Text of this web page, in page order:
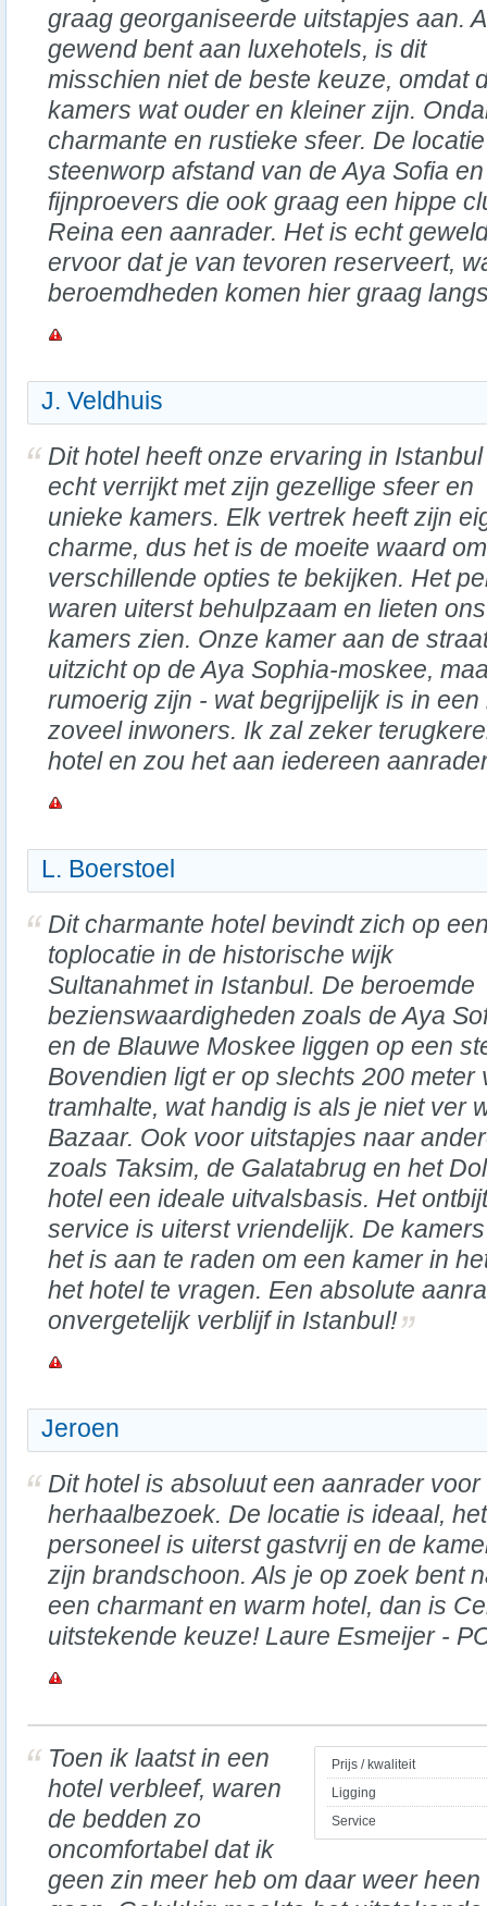
graag georganiseerde uitstapjes aan.
gewend bent aan luxehotels, is dit
misschien niet de beste keuze, omdat
kamers wat ouder en kleiner zijn.
charmante en rustieke sfeer. De
steenworp afstand van de Aya Sofia
fijnproevers die ook graag een hippe
Reina een aanrader. Het is echt
ervoor dat je van tevoren reserveert,
beroemdheden komen hier graag
J. Veldhuis
Dit hotel heeft onze ervaring in Istanbul
echt verrijkt met zijn gezellige sfeer en
unieke kamers. Elk vertrek heeft zijn
charme, dus het is de moeite waard om
verschillende opties te bekijken. Het
waren uiterst behulpzaam en lieten
kamers zien. Onze kamer aan de
uitzicht op de Aya Sophia-moskee,
rumoerig zijn - wat begrijpelijk is in
zoveel inwoners. Ik zal zeker
hotel en zou het aan iedereen
L. Boerstoel
Dit charmante hotel bevindt zich op
toplocatie in de historische wijk
Sultanahmet in Istanbul. De beroemde
bezienswaardigheden zoals de Aya
en de Blauwe Moskee liggen op een
Bovendien ligt er op slechts 200 meter
tramhalte, wat handig is als je niet ver
Bazaar. Ook voor uitstapjes naar
zoals Taksim, de Galatabrug en het
hotel een ideale uitvalsbasis. Het
service is uiterst vriendelijk. De
het is aan te raden om een kamer in
het hotel te vragen. Een absolute
onvergetelijk verblijf in Istanbul!
Jeroen
Dit hotel is absoluut een aanrader voor
herhaalbezoek. De locatie is ideaal, het
personeel is uiterst gastvrij en de
zijn brandschoon. Als je op zoek bent
een charmant en warm hotel, dan is
uitstekende keuze! Laure Esmeijer -
Prijs / kwaliteit
Ligging
Service
Toen ik laatst in een
hotel verbleef, waren
de bedden zo
oncomfortabel dat ik
geen zin meer heb om daar weer heen